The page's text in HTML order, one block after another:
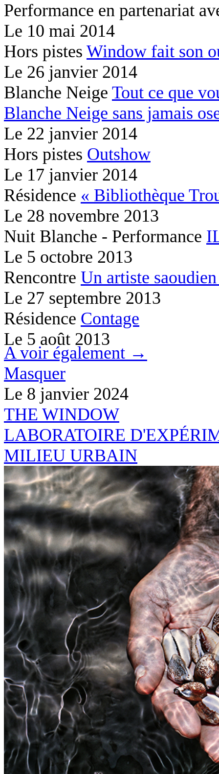
Performance en partenariat
Le 10 mai 2014
Hors pistes Window fait son
Le 26 janvier 2014
Blanche Neige Tout ce que
Blanche Neige sans jamais
Le 22 janvier 2014
Hors pistes Outshow
Le 17 janvier 2014
Résidence « Bibliothèque
Le 28 novembre 2013
Nuit Blanche - Performance
Le 5 octobre 2013
Rencontre Un artiste
Le 27 septembre 2013
Résidence Contage
Le 5 août 2013
A voir également →
Masquer
Le 8 janvier 2024
THE WINDOW
LABORATOIRE
MILIEU URBAIN